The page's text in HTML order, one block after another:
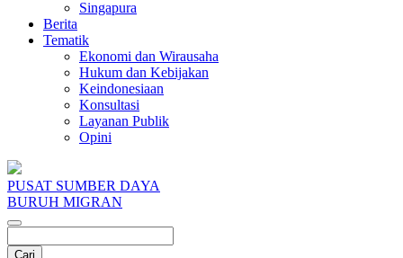
Singapura
Berita
Tematik
Ekonomi dan Wirausaha
Hukum dan Kebijakan
Keindonesiaan
Konsultasi
Layanan Publik
Opini
PUSAT SUMBER DAYA
BURUH MIGRAN